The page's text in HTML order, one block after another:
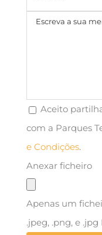
Aceito
com a Parques
e Condições.
Anexar ficheiro
Apenas um
.jpeg, .png, e